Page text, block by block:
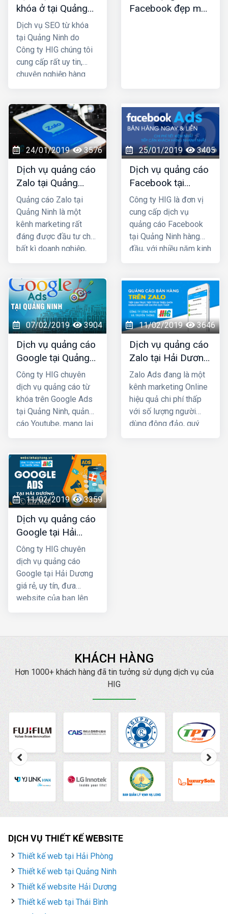
truyền thống. HIG là
công ty thiết kế web tại
Nam Định uy tín chuyên
nghiệp được nhiều
khách hàng lựa chọn,
hãy liên hệ ngay với
khóa ở tại Quảng
Ninh
Dịch vụ SEO từ khóa
tại Quảng Ninh do
Công ty HIG chúng tôi
cung cấp rất uy tin,
chuyên nghiệp hàng
nhiều năm kinh nghiệm
trong lĩnh vực SEO top
Google và đã mang lại
thành công cho rất
nhiều khách hàng trên
khắp Việt Nam.
Facebook đẹp mới
24/01/2019 3576
Dịch vụ quảng cáo
Zalo tại Quảng
Ninh uy tín và giá
rẻ nhất
Quảng cáo Zalo tại
Quảng Ninh là một
kênh marketing rất
đáng được đầu tư cho
bất kì doanh nghiệp,
dành cho giới trẻ. Bởi lẽ
100% người dùng Zalo
đều là người thật cùng
với hơn 80+ triệu người
dùng thường xuyên, vì
vậy một khi mẫu quảng
cáo của bạn xuất hiện
là chắc chắn sẽ được
tiếp cận với những
khách hàng có nhu cầu
mua bán thật, đúng với
nhu cầu sử dụng sản
25/01/2019 3405
Dịch vụ quảng cáo
Facebook tại
Quảng Ninh giá rẻ,
uy tín nhất
Công ty HIG là đơn vị
cung cấp dịch vụ
quảng cáo Facebook
tại Quảng Ninh hàng
đầu, với nhiều năm kinh
khách hàng lớn nhỏ ở
Quảng Ninh và toàn
quốc Việt Nam, chúng
tôi chắc chắn sẽ giúp
quý khách phát triển
kinh doanh nhanh
chóng.
07/02/2019 3904
Dịch vụ quảng cáo
Google tại Quảng
Ninh giá rẻ
Công ty HIG chuyên
dịch vụ quảng cáo từ
khóa trên Google Ads
tại Quảng Ninh, quảng
cáo Youtube, mang lại
rất thấp. Ngoài việc
giúp cho khách hàng
chủ động tìm đến bạn
còn có tác dụng trong
việc lan tỏa, tăng nhận
diện thương hiệu của
bạn trên Internet
11/02/2019 3646
Dịch vụ quảng cáo
Zalo tại Hải Dương
giá rẻ, uy tín nhất
Zalo Ads đang là một
kênh marketing Online
hiệu quả chi phí thấp
với số lượng người
dùng đông đảo, quý
11/02/2019 3359
Dịch vụ quảng cáo
Google tại Hải
Dương giá rẻ
Công ty HIG chuyên
dịch vụ quảng cáo
Google tại Hải Dương
giá rẻ, uy tín, đưa
website của bạn lên
nhanh chóng với chi phí
KHÁCH HÀNG
Hơn 1000+ khách hàng đã tin tưởng sử dụng dịch vụ của
HIG
DỊCH VỤ THIẾT KẾ WEBSITE
Thiết kế web tại Hải Phòng
Thiết kế web tại Quảng Ninh
Thiết kế website Hải Dương
Thiết kế web tại Thái Bình